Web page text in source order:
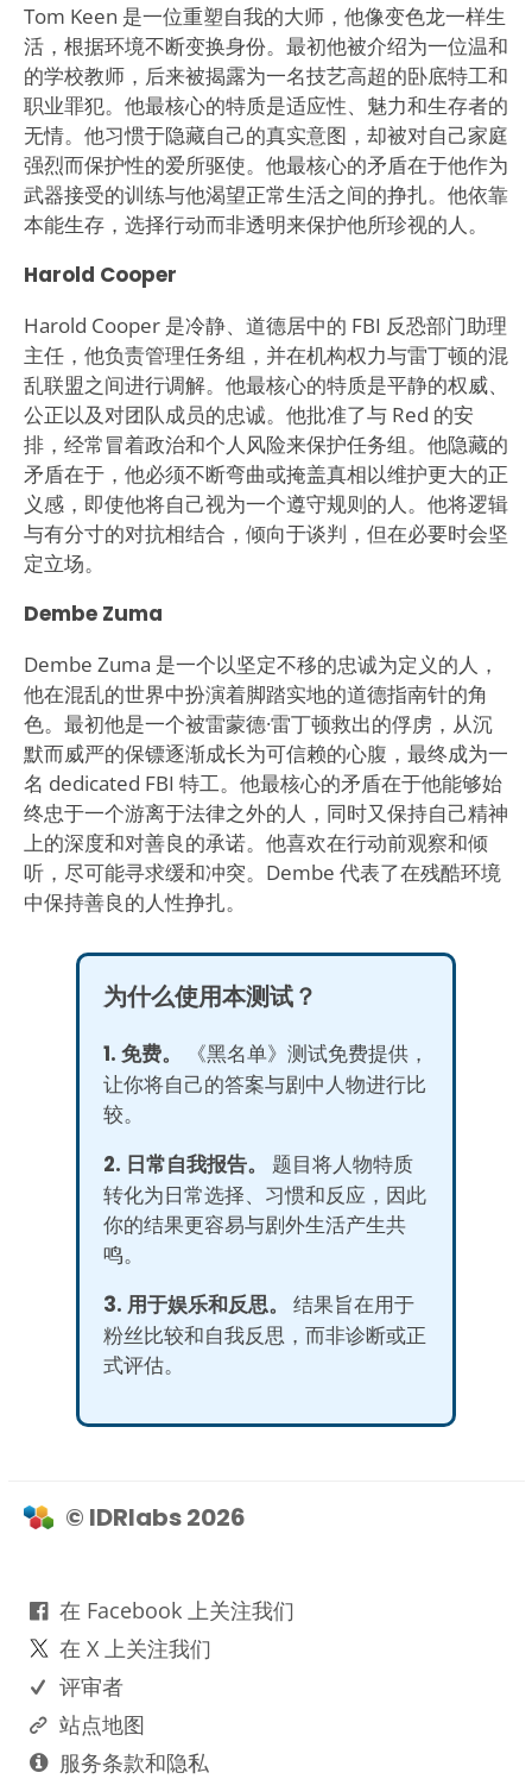
Tom Keen 是一位重塑自我的大师，他像变色龙一样生
活，根据环境不断变换身份。最初他被介绍为一位温和
的学校教师，后来被揭露为一名技艺高超的卧底特工和
职业罪犯。他最核心的特质是适应性、魅力和生存者的
无情。他习惯于隐藏自己的真实意图，却被对自己家庭
强烈而保护性的爱所驱使。他最核心的矛盾在于他作为
武器接受的训练与他渴望正常生活之间的挣扎。他依靠
本能生存，选择行动而非透明来保护他所珍视的人。
Harold Cooper
Harold Cooper 是冷静、道德居中的 FBI 反恐部门助理
主任，他负责管理任务组，并在机构权力与雷丁顿的混
乱联盟之间进行调解。他最核心的特质是平静的权威、
公正以及对团队成员的忠诚。他批准了与 Red 的安
排，经常冒着政治和个人风险来保护任务组。他隐藏的
矛盾在于，他必须不断弯曲或掩盖真相以维护更大的正
义感，即使他将自己视为一个遵守规则的人。他将逻辑
与有分寸的对抗相结合，倾向于谈判，但在必要时会坚
定立场。
Dembe Zuma
Dembe Zuma 是一个以坚定不移的忠诚为定义的人，
他在混乱的世界中扮演着脚踏实地的道德指南针的角
色。最初他是一个被雷蒙德·雷丁顿救出的俘虏，从沉
默而威严的保镖逐渐成长为可信赖的心腹，最终成为一
名 dedicated FBI 特工。他最核心的矛盾在于他能够始
终忠于一个游离于法律之外的人，同时又保持自己精神
上的深度和对善良的承诺。他喜欢在行动前观察和倾
听，尽可能寻求缓和冲突。Dembe 代表了在残酷环境
中保持善良的人性挣扎。
为什么使用本测试？
1. 免费。
《黑名单》测试免费提供，
让你将自己的答案与剧中人物进行比
较。
2. 日常自我报告。
题目将人物特质
转化为日常选择、习惯和反应，因此
你的结果更容易与剧外生活产生共
鸣。
3. 用于娱乐和反思。
结果旨在用于
粉丝比较和自我反思，而非诊断或正
式评估。
© IDRlabs 2026
在 Facebook 上关注我们
在 X 上关注我们
评审者
站点地图
服务条款和隐私